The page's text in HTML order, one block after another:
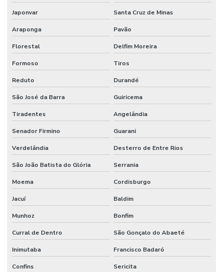
Japonvar Santa Cruz de Minas
Araponga Pavão
Florestal Delfim Moreira
Formoso Tiros
Reduto Durandé
São José da Barra Guiricema
Tiradentes Angelândia
Senador Firmino Guarani
Verdelândia Desterro de Entre Rios
São João Batista do Glória Serrania
Moema Cordisburgo
Jacuí Baldim
Munhoz Bonfim
Curral de Dentro São Gonçalo do Abaeté
Inimutaba Francisco Badaró
Confins Sericita